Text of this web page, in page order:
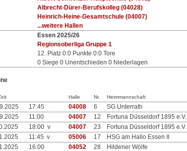
Albrecht-Dürer-Berufskolleg (04028)
Heinrich-Heine-Gesamtschule (04007)
...weitere Hallen
Essen 2025/26
Regionsoberliga Gruppe 1
12. Platz 0:0 Punkte 0:0 Tore
0 Siege 0 Unentschieden 0 Niederlagen
Halle Nr. Heimmannschaft
17:45 04008 6 SG Unterrath
11:00 04007 12 Fortuna Düsseldorf 1895 e.V.
18:00 v 04007 23 Fortuna Düsseldorf 1895 e.V.
11:45 v 05006 17 HSG am Hallo Essen II
16:00 04052 28 Hildener Wölfe